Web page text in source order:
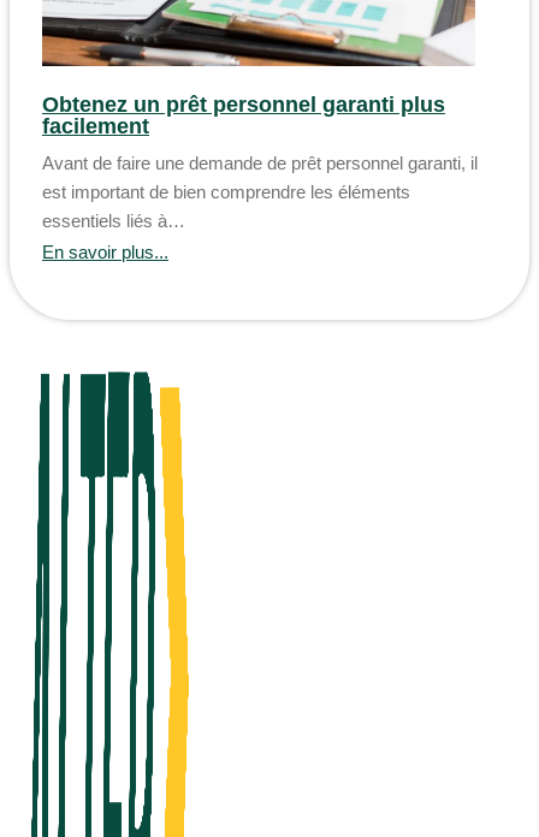
Obtenez un prêt personnel garanti plus
facilement
Avant de faire une demande de prêt personnel garanti, il
est important de bien comprendre les éléments
essentiels liés à…
En savoir plus...